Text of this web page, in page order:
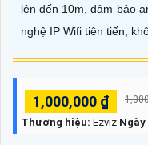
lên đến 10m, đảm bảo
nghệ IP Wifi tiên tiến,
1,000,000 ₫
Thương hiệu: Ezviz